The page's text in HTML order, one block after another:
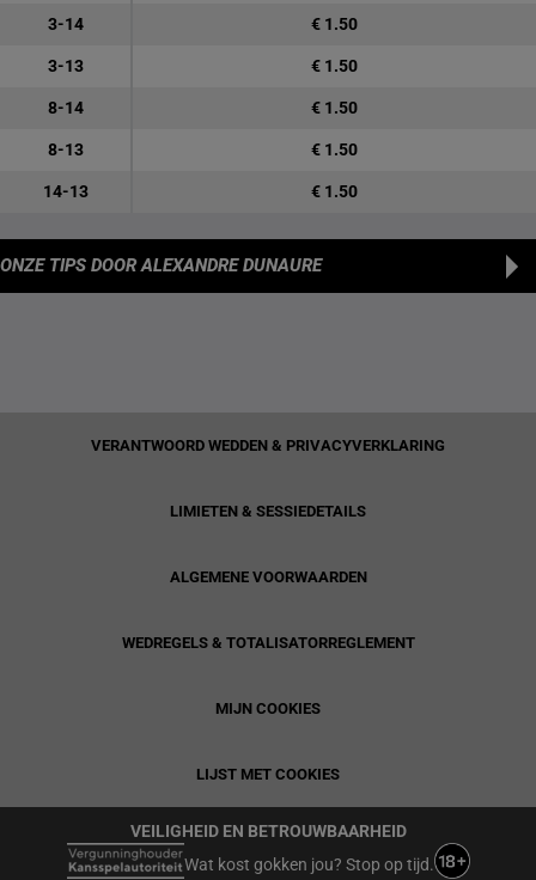
3-14 € 1.50
3-13 € 1.50
8-14 € 1.50
8-13 € 1.50
14-13 € 1.50
ONZE TIPS DOOR ALEXANDRE DUNAURE
VERANTWOORD WEDDEN & PRIVACYVERKLARING
LIMIETEN & SESSIEDETAILS
ALGEMENE VOORWAARDEN
WEDREGELS & TOTALISATORREGLEMENT
MIJN COOKIES
LIJST MET COOKIES
VEILIGHEID EN BETROUWBAARHEID
Wat kost gokken jou? Stop op tijd.